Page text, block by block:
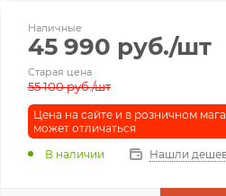
Наличные
45 990 руб./шт
Старая цена
55 100руб./шт
Цена на сайте и в розничном
может отличаться
В наличии
Нашли